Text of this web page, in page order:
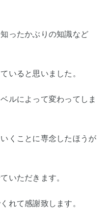
ったかぶりの知識など
いると思いました。
ルによって変わってしま
くことに専念したほうが
いただきます。
れて感謝致します。